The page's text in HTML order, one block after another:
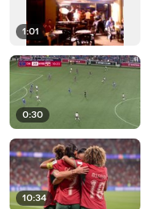
1:01
0:30
10:34